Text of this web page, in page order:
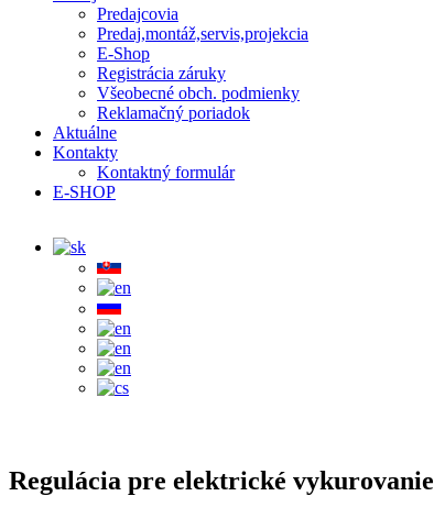
Predajcovia
Predaj,montáž,servis,projekcia
E-Shop
Registrácia záruky
Všeobecné obch. podmienky
Reklamačný poriadok
Aktuálne
Kontakty
Kontaktný formulár
E-SHOP
Regulácia pre elektrické vykurovanie